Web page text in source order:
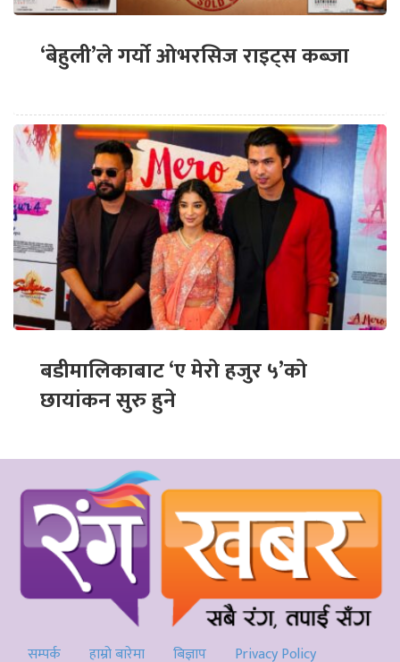
‘बेहुली’ले गर्यो ओभरसिज राइट्स कब्जा
बडीमालिकाबाट ‘ए मेरो हजुर ५’को
छायांकन सुरु हुने
सम्पर्क हाम्रो बारेमा बिज्ञाप Privacy Policy